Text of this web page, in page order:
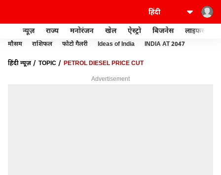
न्यूज़ राज्य मनोरंजन खेल ऐस्ट्रो बिजनेस लाइफस्टाइल
मौसम राशिफल फोटो गैलरी Ideas of India INDIA AT 2047
हिंदी न्यूज़ TOPIC
PETROL DIESEL PRICE CUT
Advertisement